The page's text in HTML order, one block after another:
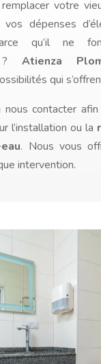
votre
dépenses
qu’il ne
? Atienza
qui
nous contacter
l’installation ou la
. Nous vous
intervention.